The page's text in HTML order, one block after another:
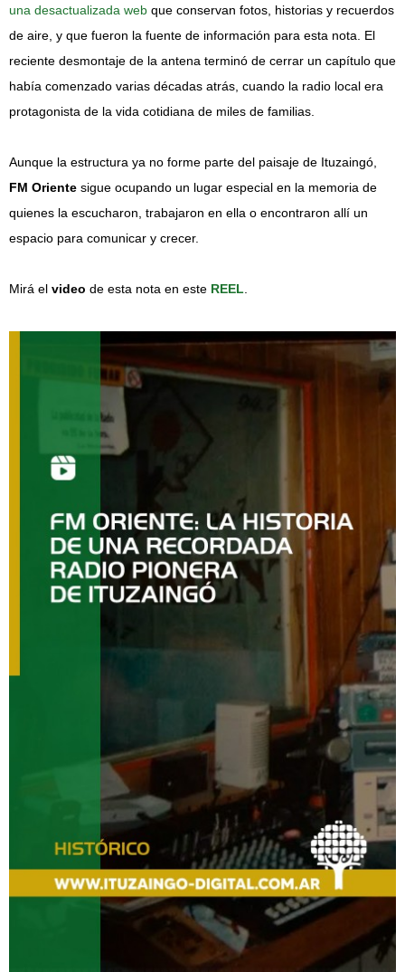
una desactualizada web que conservan fotos, historias y recuerdos
de aire, y que fueron la fuente de información para esta nota. El
reciente desmontaje de la antena terminó de cerrar un capítulo que
había comenzado varias décadas atrás, cuando la radio local era
protagonista de la vida cotidiana de miles de familias.
Aunque la estructura ya no forme parte del paisaje de Ituzaingó,
FM Oriente sigue ocupando un lugar especial en la memoria de
quienes la escucharon, trabajaron en ella o encontraron allí un
espacio para comunicar y crecer.
Mirá el video de esta nota en este REEL